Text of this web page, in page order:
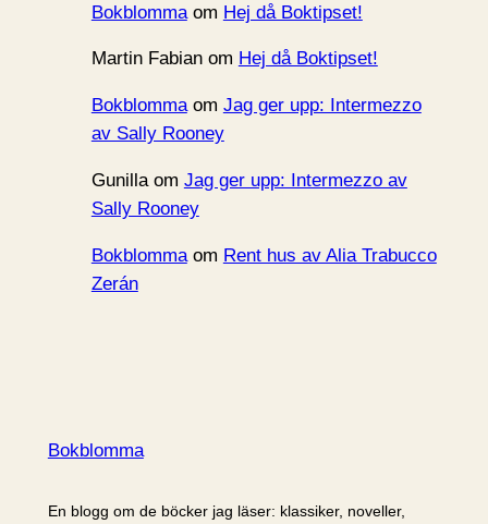
Bokblommaom Hej då Boktipset!
Martin Fabianom Hej då Boktipset!
Bokblommaom Jag ger upp: Intermezzo
av Sally Rooney
Gunillaom Jag ger upp: Intermezzo av
Sally Rooney
Bokblommaom Rent hus av Alia Trabucco
Zerán
Bokblomma
En blogg om de böcker jag läser: klassiker, noveller,